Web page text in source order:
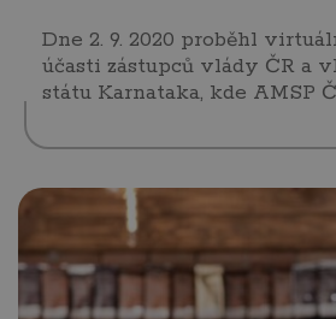
Dne 2. 9. 2020 proběhl
účasti zástupců vlády ČR a
státu Karnataka, kde AMSP